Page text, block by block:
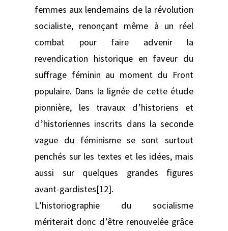
femmes aux lendemains de la révolution
socialiste, renonçant même à un réel
combat pour faire advenir la
revendication historique en faveur du
suffrage féminin au moment du Front
populaire. Dans la lignée de cette étude
pionnière, les travaux d’historiens et
d’historiennes inscrits dans la seconde
vague du féminisme se sont surtout
penchés sur les textes et les idées, mais
aussi sur quelques grandes figures
avant-gardistes[12].
L’historiographie du socialisme
mériterait donc d’être renouvelée grâce